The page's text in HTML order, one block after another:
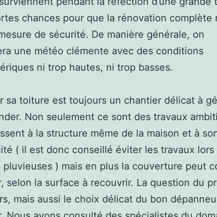
chances pour que la rénovation complète
de sécurité. De manière générale, on
une météo clémente avec des conditions
ni trop hautes, ni trop basses.
sa toiture est toujours un chantier délicat à
Non seulement ce sont des travaux
à la structure même de la maison et à
( il est donc conseillé éviter les travaux lors
pluvieuses ) mais en plus la couverture peut
selon la surface à recouvrir. La question du
mais aussi le choix délicat du bon